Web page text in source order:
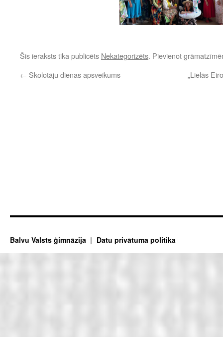
Šis ieraksts tika publicēts Nekategorizēts. Pievienot
← Skolotāju dienas apsveikums „Lielās
Balvu Valsts ģimnāzija Datu privātuma politika